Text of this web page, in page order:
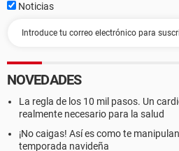
Noticias
NOVEDADES
La regla de los 10 mil pasos. Un
realmente necesario para la salud
¡No caigas! Así es como te
temporada navideña